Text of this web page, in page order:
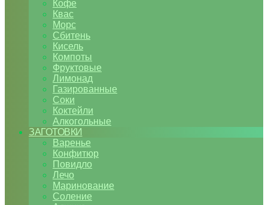
Кофе
Квас
Морс
Сбитень
Кисель
Компоты
Фруктовые
Лимонад
Газированные
Соки
Коктейли
Алкогольные
ЗАГОТОВКИ
Варенье
Конфитюр
Повидло
Лечо
Маринование
Соление